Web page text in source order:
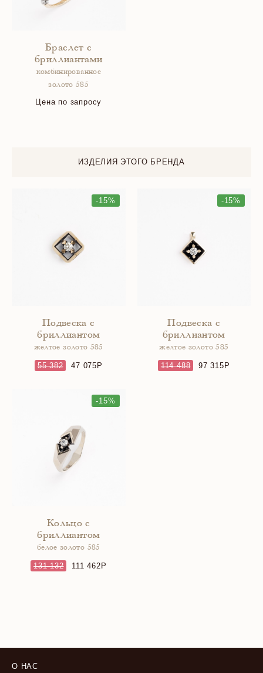
Браслет с
бриллиантами
комбинированное
золото 585
Цена по запросу
ИЗДЕЛИЯ ЭТОГО БРЕНДА
-15%
Подвеска с
бриллиантом
желтое золото 585
55 382 47 075
-15%
Подвеска с
бриллиантом
желтое золото 585
114 488 97 315
-15%
Кольцо с
бриллиантом
белое золото 585
131 132 111 462
О НАС